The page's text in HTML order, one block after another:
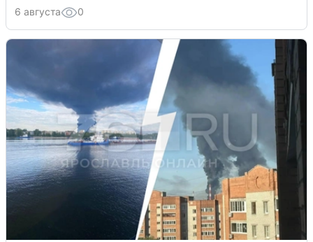
6 августа 0